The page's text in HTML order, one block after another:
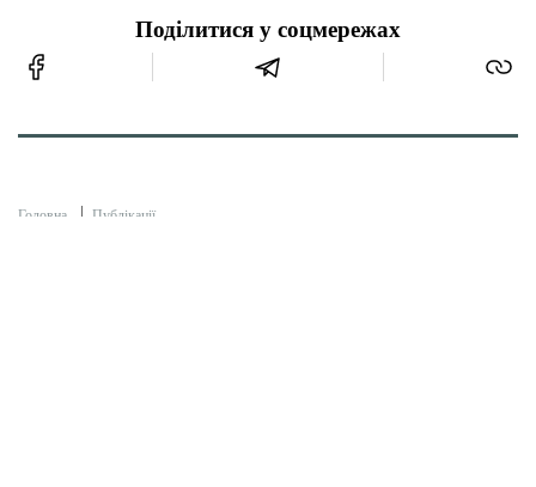
Поділитися у соцмережах
Головна Публікації